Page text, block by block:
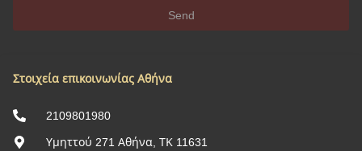
Στοιχεία επικοινωνίας Αθήνα
2109801980
Υμηττού 271 Αθήνα, ΤΚ 11631
Send